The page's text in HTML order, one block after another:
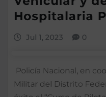
Hospitalaria
Jul 1, 2023 0
Policía Nacional, en
Militar del Distrito